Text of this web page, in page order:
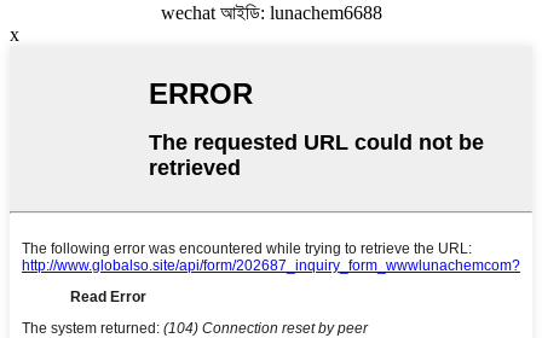
wechat আইডি: lunachem6688
x